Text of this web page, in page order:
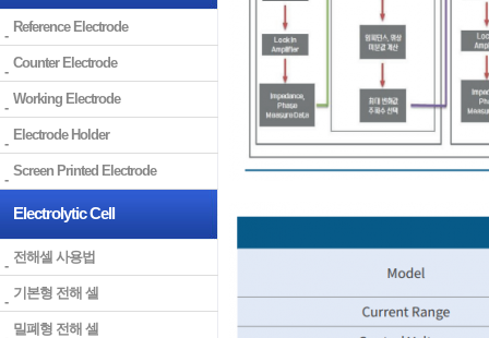
Reference Electrode
Counter Electrode
Working Electrode
Electrode Holder
Screen Printed Electrode
Electrolytic Cell
전해셀 사용법
기본형 전해 셀
밀폐형 전해 셀